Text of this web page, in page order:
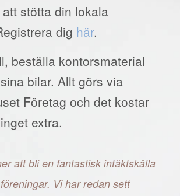
stötta din lokala
dig här.
beställa kontorsmaterial
bilar. Allt görs via
Företag och det kostar
extra.
att bli en fantastisk intäktskälla
Vi har redan sett